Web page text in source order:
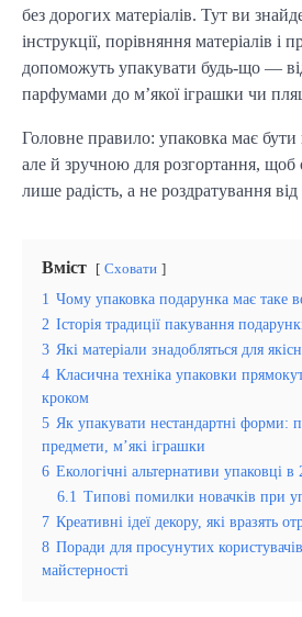
без дорогих матеріалів. Тут ви
інструкції, порівняння матеріалів і
допоможуть упакувати будь-що —
парфумами до м’якої іграшки чи
Головне правило: упаковка має бути
але й зручною для розгортання, щоб
лише радість, а не роздратування
Вміст Сховати
1 Чому упаковка подарунка має таке
2 Історія традиції пакування
3 Які матеріали знадобляться для
4 Класична техніка упаковки
кроком
5 Як упакувати нестандартні форми:
предмети, м’які іграшки
6 Екологічні альтернативи упаковці в
6.1 Типові помилки новачків при
7 Креативні ідеї декору, які вразять
8 Поради для просунутих
майстерності